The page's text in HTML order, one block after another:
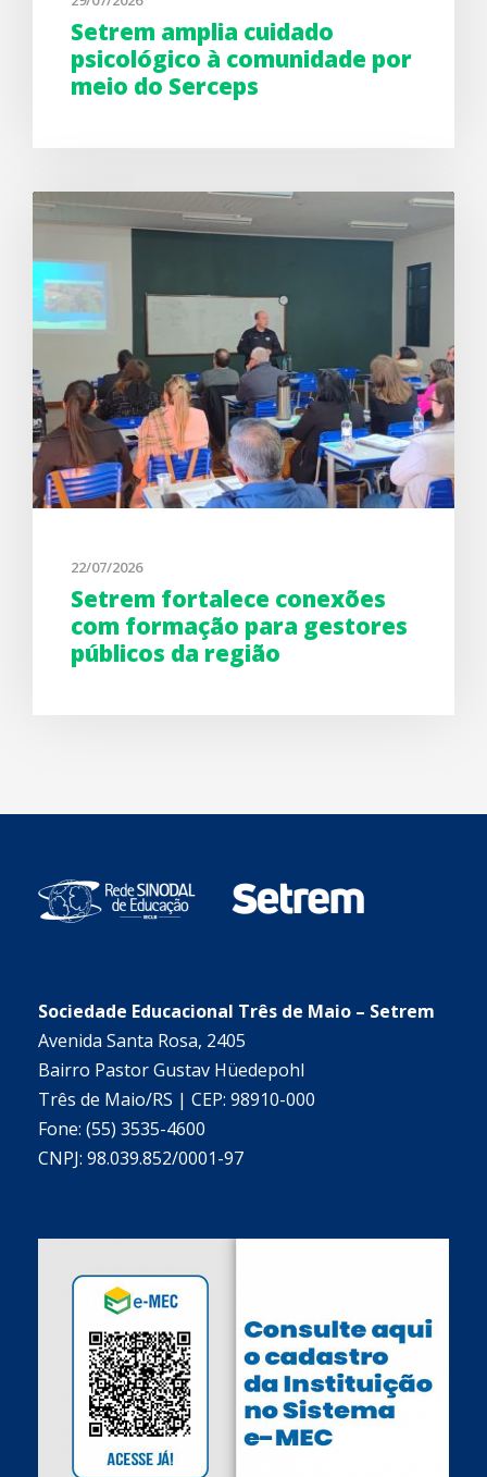
Setrem amplia cuidado
psicológico à comunidade por
meio do Serceps
22/07/2026
Setrem fortalece conexões
com formação para gestores
públicos da região
Sociedade Educacional Três de Maio – Setrem
Avenida Santa Rosa, 2405
Bairro Pastor Gustav Hüedepohl
Três de Maio/RS | CEP: 98910-000
Fone: (55) 3535-4600
CNPJ: 98.039.852/0001-97